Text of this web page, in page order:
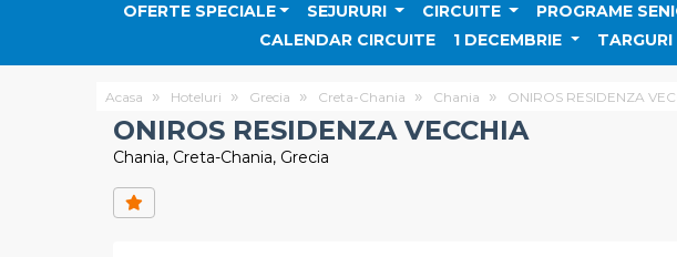
OFERTE SPECIALE SEJURURI CIRCUITE PROGRAME
CALENDAR CIRCUITE
1 DECEMBRIE
Acasa Hoteluri Grecia Creta-Chania Chania ONIROS RESIDENZA
ONIROS RESIDENZA VECCHIA
Chania, Creta-Chania, Grecia